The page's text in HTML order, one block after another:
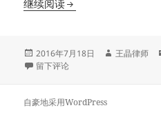
继续阅读购物网站是否需要承
发
布
2016年7月18日
作
王晶律师
于购物网站是否需要承担知识产权
留下评论
自豪地采用WordPress